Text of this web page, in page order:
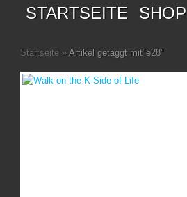
STARTSEITE SHOP
Startseite » Artikel getaggt mit"e28"